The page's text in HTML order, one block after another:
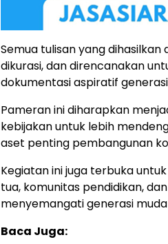
Semua tulisan yang
dikurasi, dan direncanakan
dokumentasi aspiratif
Pameran ini diharapkan
kebijakan untuk lebih
aset penting pembangunan
Kegiatan ini juga terbuka
tua, komunitas pendidikan,
menyemangati generasi
Baca Juga: